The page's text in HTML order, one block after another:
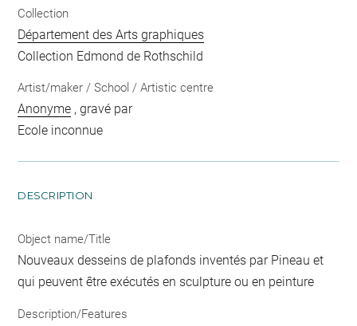
Collection
Département des Arts graphiques
Collection Edmond de Rothschild
Artist/maker / School / Artistic centre
Anonyme , gravé par
Ecole inconnue
DESCRIPTION
Object name/Title
Nouveaux desseins de plafonds inventés par Pineau et
qui peuvent être exécutés en sculpture ou en peinture
Description/Features